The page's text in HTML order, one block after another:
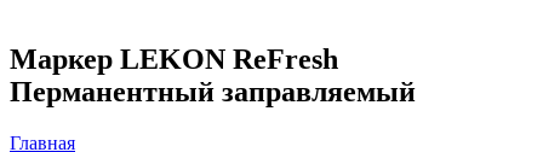
Маркер LEKON ReFresh
Перманентный заправляемый
Главная